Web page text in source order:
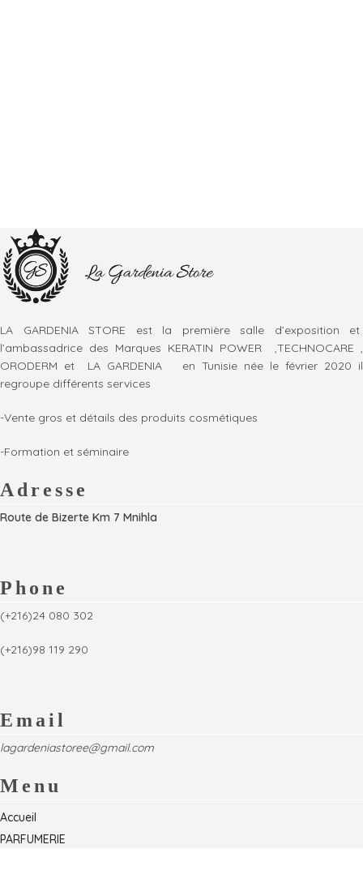
LA GARDENIA STORE est la première salle d’exposition et
l’ambassadrice des Marques KERATIN POWER ,TECHNOCARE ,
ORODERM et LA GARDENIA en Tunisie née le février 2020 il
regroupe différents services
-Vente gros et détails des produits cosmétiques
-Formation et séminaire
Adresse
Route de Bizerte Km 7 Mnihla
Phone
(+216)24 080 302
(+216)98 119 290
Email
lagardeniastoree@gmail.com
Menu
Accueil
PARFUMERIE